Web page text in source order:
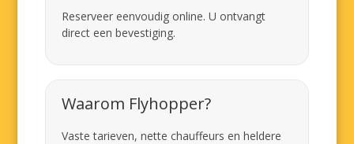
Reserveer eenvoudig online. U ontvangt
direct een bevestiging.
Waarom Flyhopper?
Vaste tarieven, nette chauffeurs en heldere